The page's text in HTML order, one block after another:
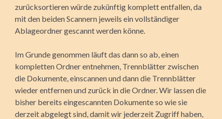
zurücksortieren würde zukünftig komplett entfallen, da
mit den beiden Scannern jeweils ein vollständiger
Ablageordner gescannt werden könne.
Im Grunde genommen läuft das dann so ab, einen
kompletten Ordner entnehmen, Trennblätter zwischen
die Dokumente, einscannen und dann die Trennblätter
wieder entfernen und zurück in die Ordner. Wir lassen die
bisher bereits eingescannten Dokumente so wie sie
derzeit abgelegt sind, damit wir jederzeit Zugriff haben,